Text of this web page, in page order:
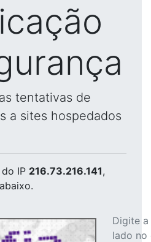
tentativas de
a sites hospedados
do IP 216.73.216.141,
Digite
lado no